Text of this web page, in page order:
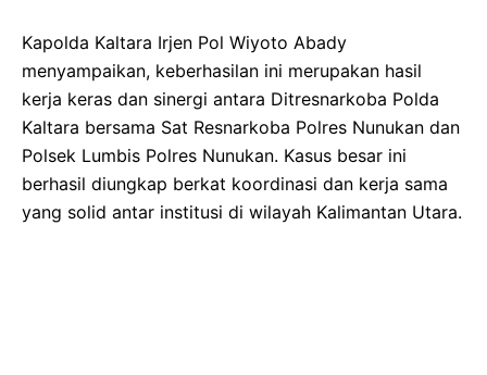
Kapolda Kaltara Irjen Pol Wiyoto Abady
menyampaikan, keberhasilan ini merupakan hasil
kerja keras dan sinergi antara Ditresnarkoba Polda
Kaltara bersama Sat Resnarkoba Polres Nunukan dan
Polsek Lumbis Polres Nunukan. Kasus besar ini
berhasil diungkap berkat koordinasi dan kerja sama
yang solid antar institusi di wilayah Kalimantan Utara.